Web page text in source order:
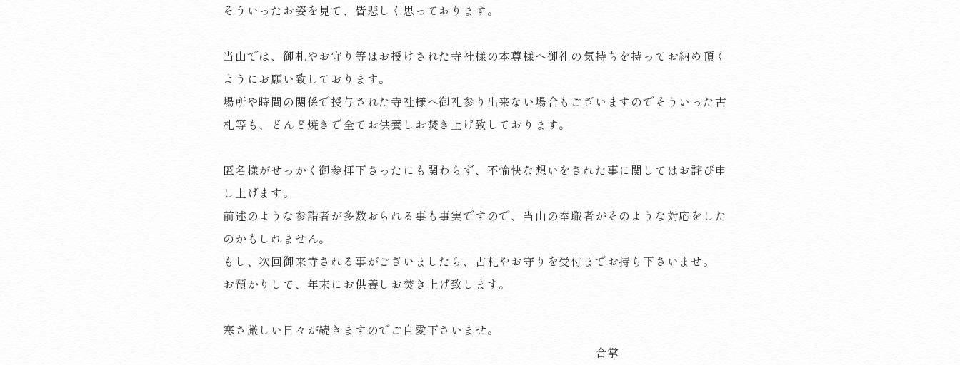
そういったお姿を見て、皆悲しく思っております。
当山では、御札やお守り等はお授けされた寺社様の本尊様へ御礼の気持ちを持ってお納め頂く
ようにお願い致しております。
場所や時間の関係で授与された寺社様へ御礼参り出来ない場合もございますのでそういった古
札等も、どんど焼きで全てお供養しお焚き上げ致しております。
匿名様がせっかく御参拝下さったにも関わらず、不愉快な想いをされた事に関してはお詫び申
し上げます。
前述のような参詣者が多数おられる事も事実ですので、当山の奉職者がそのような対応をした
のかもしれません。
もし、次回御来寺される事がございましたら、古札やお守りを受付までお持ち下さいませ。
お預かりして、年末にお供養しお焚き上げ致します。
寒さ厳しい日々が続きますのでご自愛下さいませ。
合掌